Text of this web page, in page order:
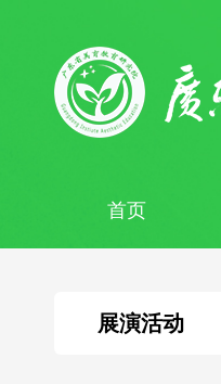
首页
展演活动